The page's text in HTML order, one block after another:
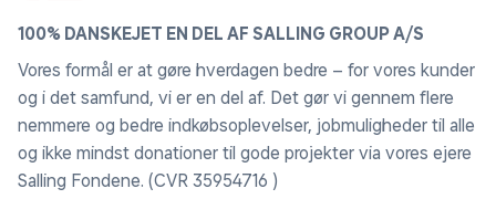
100% DANSKEJET EN DEL AF SALLING GROUP A/S
Vores formål er at gøre hverdagen bedre – for vores kunder
og i det samfund, vi er en del af. Det gør vi gennem flere
nemmere og bedre indkøbsoplevelser, jobmuligheder til alle
og ikke mindst donationer til gode projekter via vores ejere
Salling Fondene. (CVR 35954716 )